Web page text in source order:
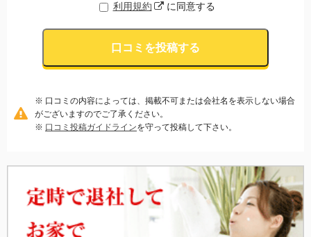
利用規約 に同意する
口コミを投稿する
※ 口コミの内容によっては、掲載不可または会社名を表示しない場合
がございますのでご了承ください。
※ 口コミ投稿ガイドラインを守って投稿して下さい。